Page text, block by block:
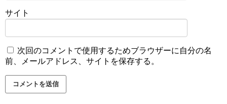
サイト
次回のコメントで使用するためブラウザーに自分の名
前、メールアドレス、サイトを保存する。